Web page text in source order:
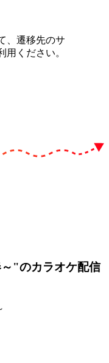
、遷移先のサ
用ください。
～"のカラオケ配信